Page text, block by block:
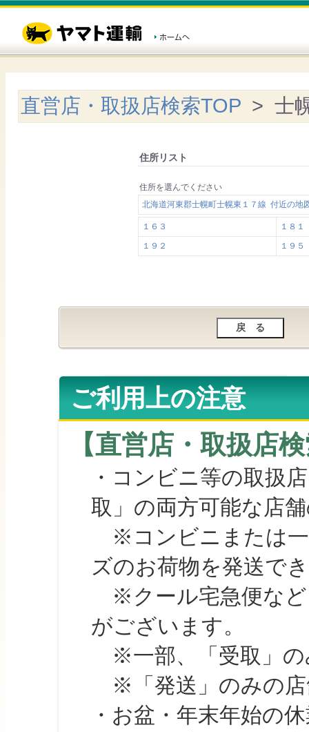
直営店・取扱店検索TOP > 士
住所リスト
住所を選んでください
北海道河東郡士幌町士幌東１７線 付近の地
１６３
１８１
１９２
１９５
ご利用上の注意
【直営店・取扱店
・コンビニ等の取扱
取」の両方可能な店
※コンビニまたは一
ズのお荷物を発送で
※クール宅急便など
がございます。
※一部、「受取」の
※「発送」のみの店
・お盆・年末年始の